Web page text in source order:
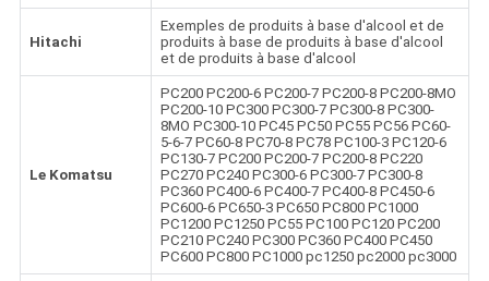
Hitachi
Exemples de produits à base d'alcool et de
produits à base de produits à base d'alcool
et de produits à base d'alcool
Le Komatsu
PC200 PC200-6 PC200-7 PC200-8 PC200-8MO
PC200-10 PC300 PC300-7 PC300-8 PC300-
8MO PC300-10 PC45 PC50 PC55 PC56 PC60-
5-6-7 PC60-8 PC70-8 PC78 PC100-3 PC120-6
PC130-7 PC200 PC200-7 PC200-8 PC220
PC270 PC240 PC300-6 PC300-7 PC300-8
PC360 PC400-6 PC400-7 PC400-8 PC450-6
PC600-6 PC650-3 PC650 PC800 PC1000
PC1200 PC1250 PC55 PC100 PC120 PC200
PC210 PC240 PC300 PC360 PC400 PC450
PC600 PC800 PC1000 pc1250 pc2000 pc3000